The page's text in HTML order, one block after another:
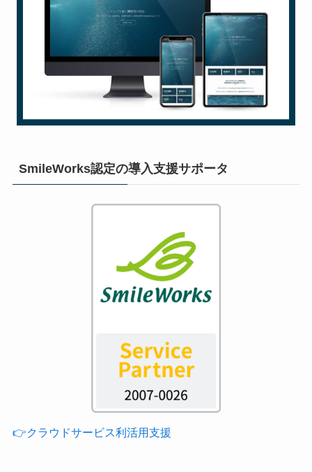
SmileWorks認定の導入支援サポータ
👉クラウドサービス利活用支援